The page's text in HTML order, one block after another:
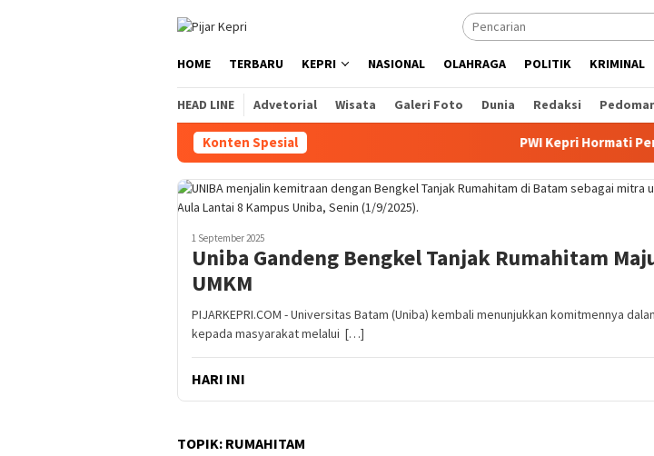
HOME TERBARU KEPRI NASIONAL OLAHRAGA POLITIK KRIMINAL
HEAD LINE Advetorial Wisata Galeri Foto Dunia Redaksi
Konten Spesial PWI Kepri Hormati
1 September 2025
Uniba Gandeng Bengkel Tanjak Rumahitam
UMKM
PIJARKEPRI.COM - Universitas Batam (Uniba) kembali menunjukkan komitmennya
kepada masyarakat melalui […]
HARI INI
TOPIK: RUMAHITAM